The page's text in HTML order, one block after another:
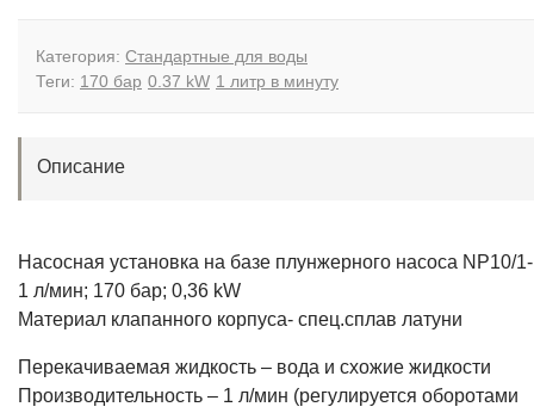
Категория: Стандартные для воды
Теги: 170 бар 0.37 kW 1 литр в минуту
Описание
Насосная установка на базе плунжерного насоса NP10/
1 л/мин; 170 бар; 0,36 kW
Материал клапанного корпуса- спец.сплав латуни
Перекачиваемая жидкость – вода и схожие жидкости
Производительность – 1 л/мин (регулируется оборотами